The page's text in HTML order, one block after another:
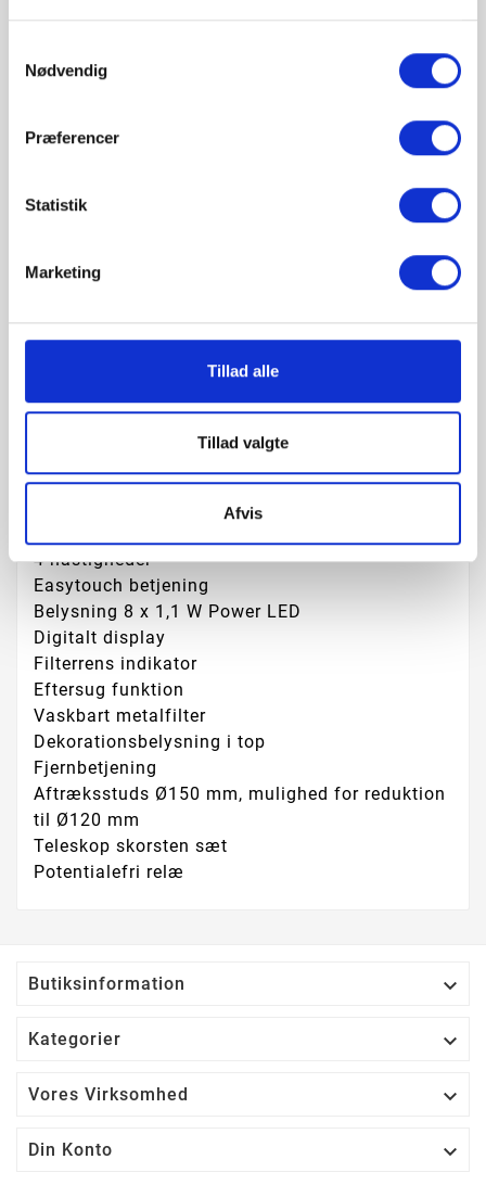
Nødvendig
Præferencer
Statistik
Marketing
Tillad alle
Tillad valgte
Afvis
Produktoplysninger
Stål m/sort glas i top og bund
Kapacitet 263 - 461 m3/t (boost 708 m3/t)
Lydniveau 44 – 56 dB (boost 66 dB)
4 hastigheder
Easytouch betjening
Belysning 8 x 1,1 W Power LED
Digitalt display
Filterrens indikator
Eftersug funktion
Vaskbart metalfilter
Dekorationsbelysning i top
Fjernbetjening
Aftræksstuds Ø150 mm, mulighed for reduktion
til Ø120 mm
Teleskop skorsten sæt
Potentialefri relæ
Butiksinformation 
Kategorier 
Vores Virksomhed 
Din Konto 